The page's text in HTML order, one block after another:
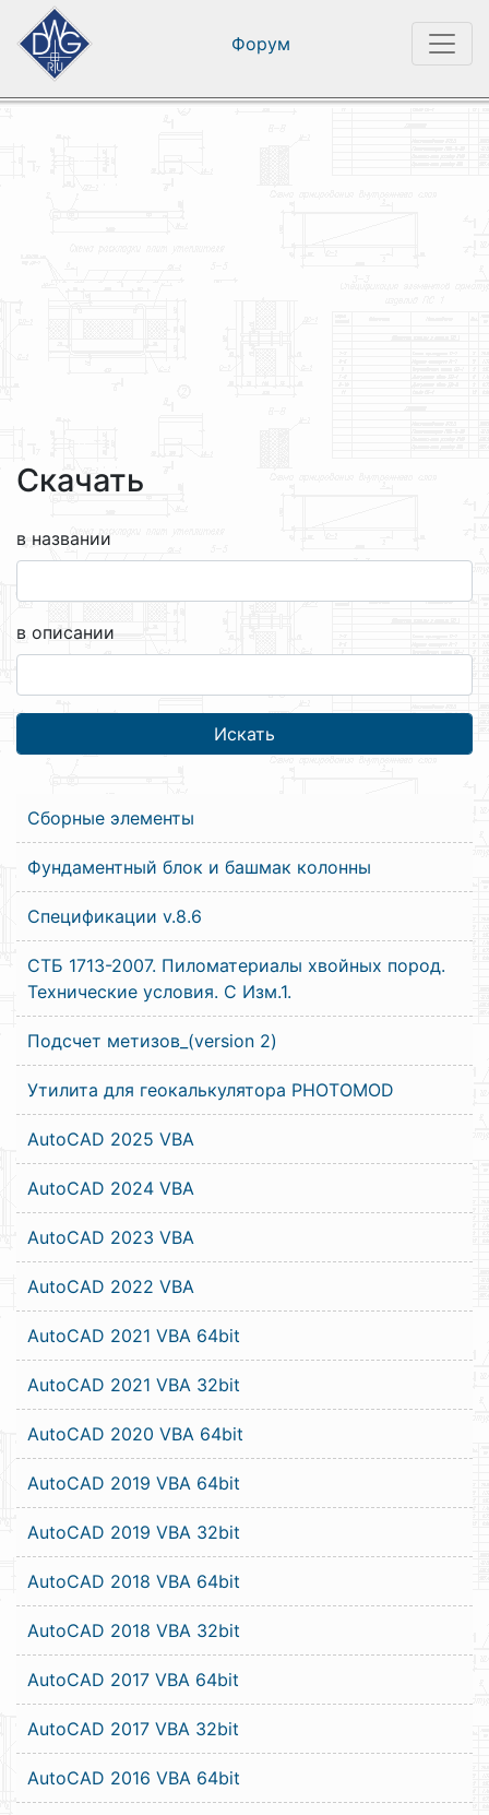
Форум
Скачать
в названии
в описании
Сборные элементы
Фундаментный блок и башмак колонны
Спецификации v.8.6
СТБ 1713-2007. Пиломатериалы хвойных пород.
Технические условия. С Изм.1.
Подсчет метизов_(version 2)
Утилита для геокалькулятора PHOTOMOD
AutoCAD 2025 VBA
AutoCAD 2024 VBA
AutoCAD 2023 VBA
AutoCAD 2022 VBA
AutoCAD 2021 VBA 64bit
AutoCAD 2021 VBA 32bit
AutoCAD 2020 VBA 64bit
AutoCAD 2019 VBA 64bit
AutoCAD 2019 VBA 32bit
AutoCAD 2018 VBA 64bit
AutoCAD 2018 VBA 32bit
AutoCAD 2017 VBA 64bit
AutoCAD 2017 VBA 32bit
AutoCAD 2016 VBA 64bit